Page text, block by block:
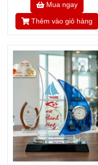
Mua ngay
Thêm vào giỏ hàng